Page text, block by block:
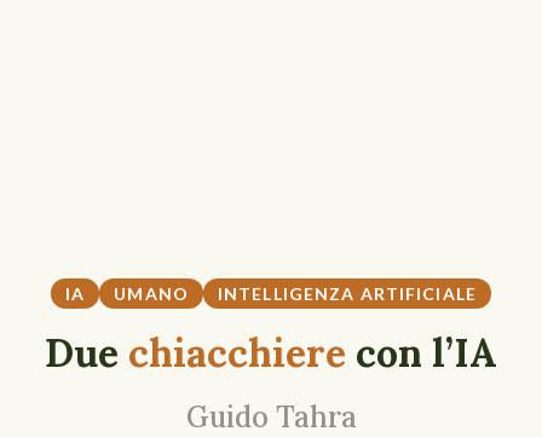
IA UMANO INTELLIGENZA ARTIFICIALE
Due chiacchiere con l’IA
Guido Tahra